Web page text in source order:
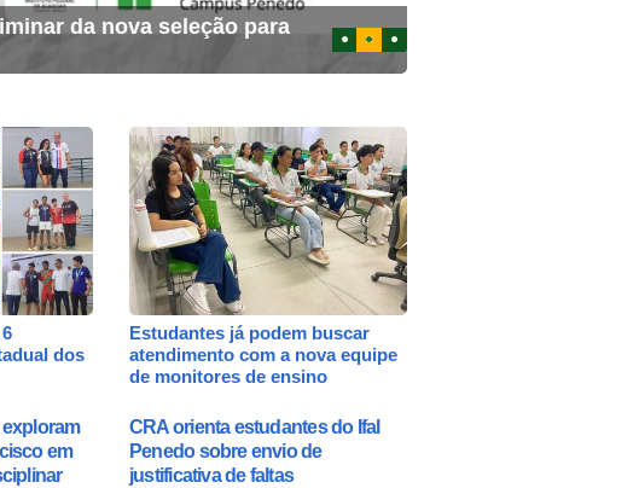
da nova seleção para
dos
em
Estudantes já podem buscar
atendimento com a nova equipe
de monitores de ensino
CRA orienta estudantes do Ifal
Penedo sobre envio de
justificativa de faltas